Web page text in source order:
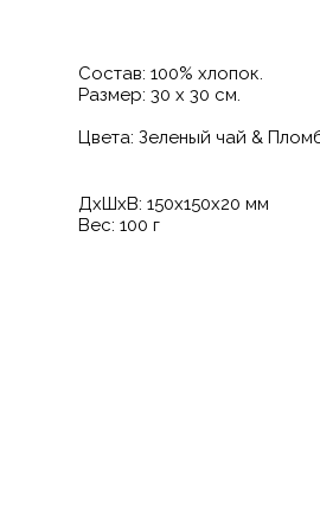
Состав: 100% хлопок.
Размер: 30 х 30 см.
Цвета: Зеленый чай &
ДxШxВ: 150x150x20 мм
Вес: 100 г